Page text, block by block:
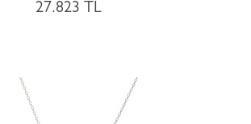
27.823 TL